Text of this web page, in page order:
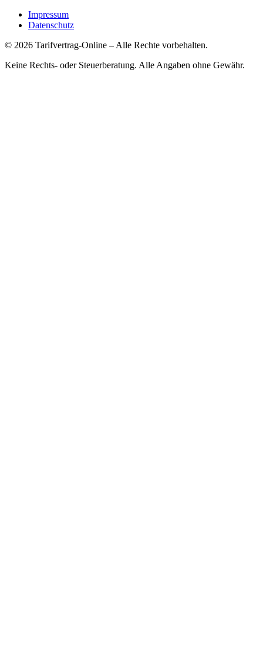
Impressum
Datenschutz
© 2026 Tarifvertrag-Online – Alle Rechte vorbehalten.
Keine Rechts- oder Steuerberatung. Alle Angaben ohne Gewähr.